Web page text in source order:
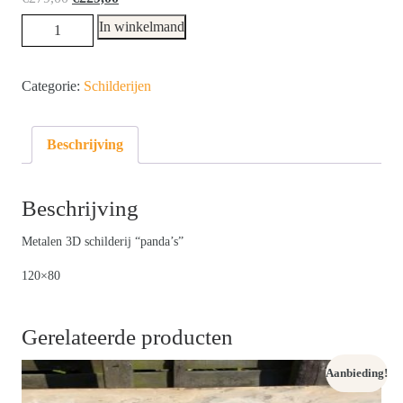
prijs
prijs
is:
Metalen
3D
"panda's"
In winkelmand
Categorie: Schilderijen
Beschrijving
Beschrijving
Metalen 3D schilderij “panda’s”
120×80
Gerelateerde producten
Aanbieding!